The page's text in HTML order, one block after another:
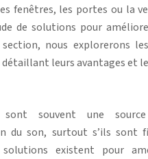
fenêtres, les portes ou la
de solutions pour
nous explorerons
détaillant leurs avantages et
souvent une
du son, surtout s’ils sont
solutions existent pour